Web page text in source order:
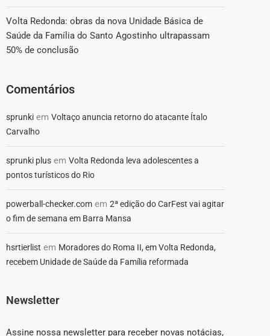
Volta Redonda: obras da nova Unidade Básica de
Saúde da Família do Santo Agostinho ultrapassam
50% de conclusão
Comentários
sprunki em Voltaço anuncia retorno do atacante Ítalo
Carvalho
sprunki plus em Volta Redonda leva adolescentes a
pontos turísticos do Rio
powerball-checker.com em 2ª edição do CarFest vai agitar
o fim de semana em Barra Mansa
hsrtierlist em Moradores do Roma II, em Volta Redonda,
recebem Unidade de Saúde da Família reformada
Newsletter
Assine nossa newsletter para receber novas notácias,